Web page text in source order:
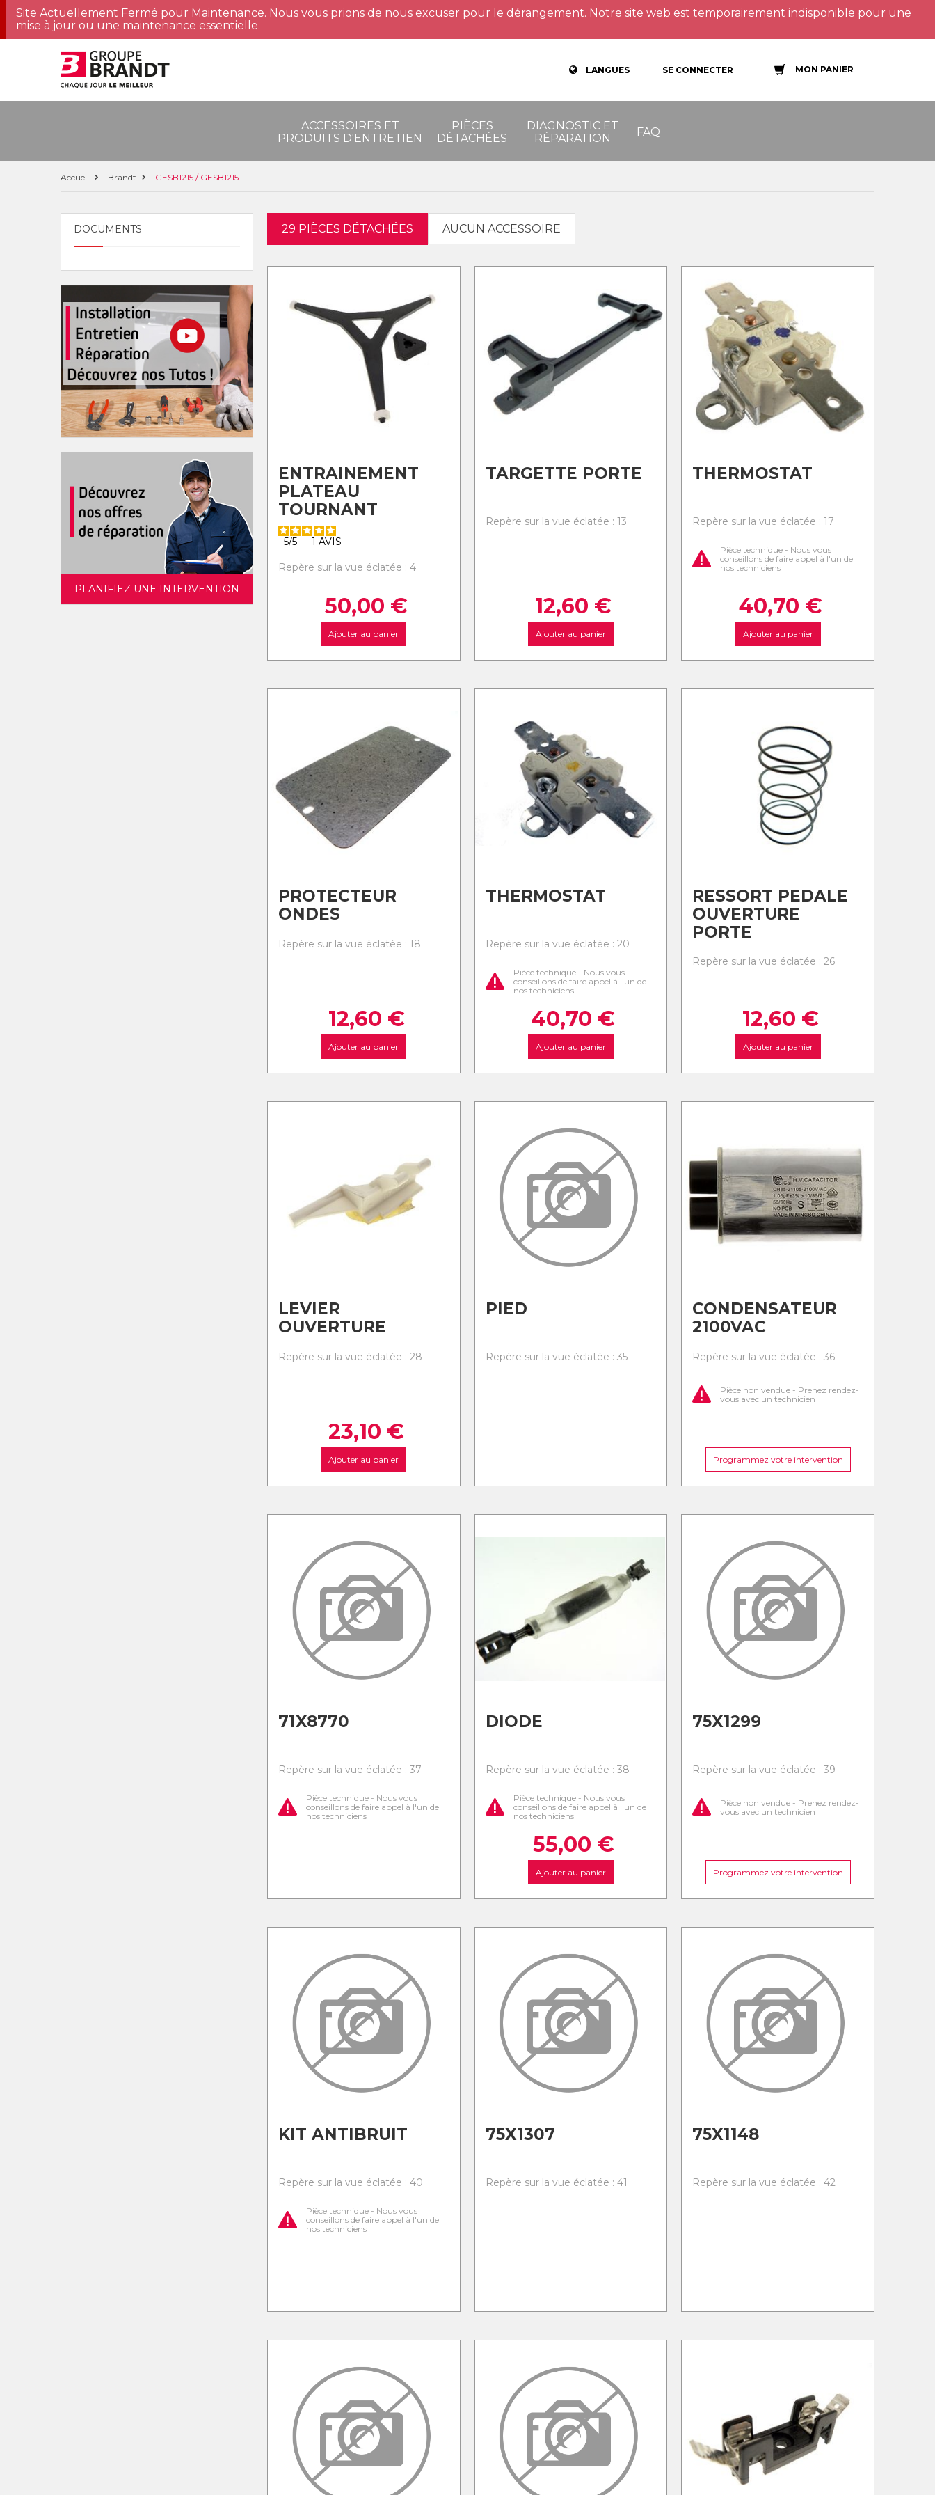
Site Actuellement Fermé pour Maintenance. Nous vous prions de nous excuser pour le dérangement. Notre site web est temporairement indisponible pour une
mise à jour ou une maintenance essentielle.
LANGUES SE CONNECTER MON PANIER
ACCESSOIRES ET
PRODUITS D'ENTRETIEN
PIÈCES
DÉTACHÉES
DIAGNOSTIC ET
RÉPARATION
FAQ
Accueil Brandt GESB1215 / GESB1215
DOCUMENTS
PLANIFIEZ UNE INTERVENTION
29 PIÈCES DÉTACHÉES AUCUN ACCESSOIRE
ENTRAINEMENT
PLATEAU
TOURNANT
5/5 - 1 AVIS
Repère sur la vue éclatée : 4
50,00 €
Ajouter au panier
TARGETTE PORTE
Repère sur la vue éclatée : 13
12,60 €
Ajouter au panier
THERMOSTAT
Repère sur la vue éclatée : 17
Pièce technique - Nous vous
conseillons de faire appel à l'un de
nos techniciens
40,70 €
Ajouter au panier
PROTECTEUR
ONDES
Repère sur la vue éclatée : 18
12,60 €
Ajouter au panier
THERMOSTAT
Repère sur la vue éclatée : 20
Pièce technique - Nous vous
conseillons de faire appel à l'un de
nos techniciens
40,70 €
Ajouter au panier
RESSORT PEDALE
OUVERTURE
PORTE
Repère sur la vue éclatée : 26
12,60 €
Ajouter au panier
LEVIER
OUVERTURE
Repère sur la vue éclatée : 28
23,10 €
Ajouter au panier
PIED
Repère sur la vue éclatée : 35
CONDENSATEUR
2100VAC
Repère sur la vue éclatée : 36
Pièce non vendue - Prenez rendez-
vous avec un technicien
Programmez votre intervention
71X8770
Repère sur la vue éclatée : 37
Pièce technique - Nous vous
conseillons de faire appel à l'un de
nos techniciens
DIODE
Repère sur la vue éclatée : 38
Pièce technique - Nous vous
conseillons de faire appel à l'un de
nos techniciens
55,00 €
Ajouter au panier
75X1299
Repère sur la vue éclatée : 39
Pièce non vendue - Prenez rendez-
vous avec un technicien
Programmez votre intervention
KIT ANTIBRUIT
Repère sur la vue éclatée : 40
Pièce technique - Nous vous
conseillons de faire appel à l'un de
nos techniciens
75X1307
Repère sur la vue éclatée : 41
75X1148
Repère sur la vue éclatée : 42